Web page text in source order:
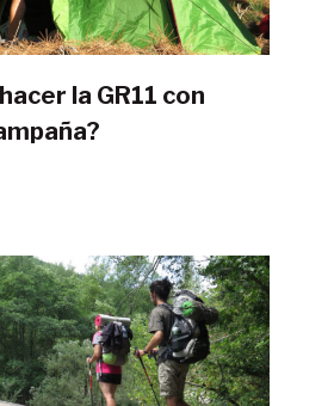
la GR11 con